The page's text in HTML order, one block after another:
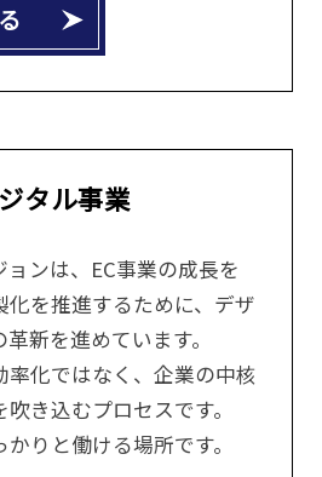
タル事業
ンは、EC事業の成長を
化を推進するために、デザ
新を進めています。
率化ではなく、企業の中核
き込むプロセスです。
りと働ける場所です。